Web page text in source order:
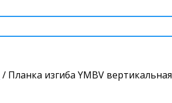
/ Планка изгиба YMBV вертикальная